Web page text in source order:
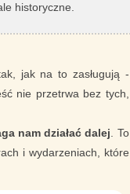
historyczne.
jak na to zasługują -
nie przetrwa bez tych,
nam działać dalej . To
i wydarzeniach, które